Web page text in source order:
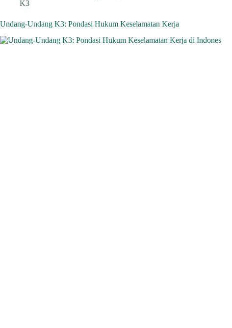
K3
Undang-Undang K3: Pondasi Hukum Keselamatan Kerja